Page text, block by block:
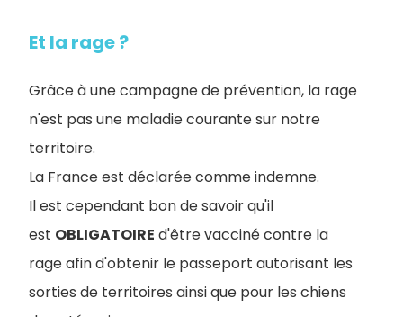
Et la rage ?
Grâce à une campagne de prévention, la rage
n'est pas une maladie courante sur notre
territoire.
La France est déclarée comme indemne.
Il est cependant bon de savoir qu'il
est OBLIGATOIRE d'être vacciné contre la
rage afin d'obtenir le passeport autorisant les
sorties de territoires ainsi que pour les chiens